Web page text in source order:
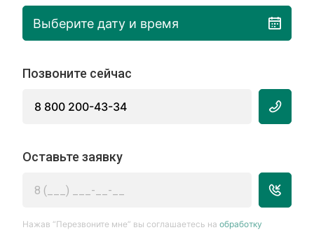
Выберите дату и время
Позвоните сейчас
8 800 200-43-34
Оставьте заявку
Нажав “Перезвоните мне” вы соглашаетесь наобработку